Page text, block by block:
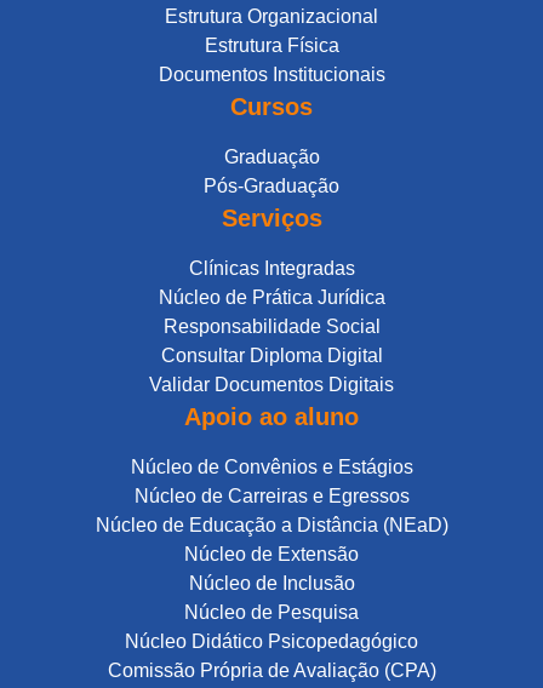
Estrutura Organizacional
Estrutura Física
Documentos Institucionais
Cursos
Graduação
Pós-Graduação
Serviços
Clínicas Integradas
Núcleo de Prática Jurídica
Responsabilidade Social
Consultar Diploma Digital
Validar Documentos Digitais
Apoio ao aluno
Núcleo de Convênios e Estágios
Núcleo de Carreiras e Egressos
Núcleo de Educação a Distância (NEaD)
Núcleo de Extensão
Núcleo de Inclusão
Núcleo de Pesquisa
Núcleo Didático Psicopedagógico
Comissão Própria de Avaliação (CPA)